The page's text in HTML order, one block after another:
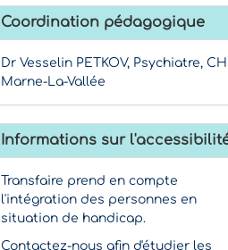
Coordination pédagogique
Dr Vesselin PETKOV, Psychiatre, CH
Marne-La-Vallée
Informations sur
Transfaire prend en compte
l'intégration des personnes en
situation de handicap.
Contactez-nous afin d'étudier les